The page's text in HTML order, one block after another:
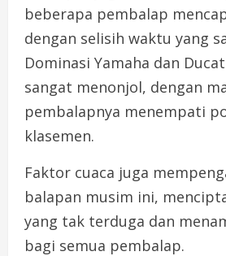
beberapa pembalap
dengan selisih waktu yang
Dominasi Yamaha dan
sangat menonjol, dengan
pembalapnya menempati
klasemen.
Faktor cuaca juga
balapan musim ini,
yang tak terduga dan
bagi semua pembalap.